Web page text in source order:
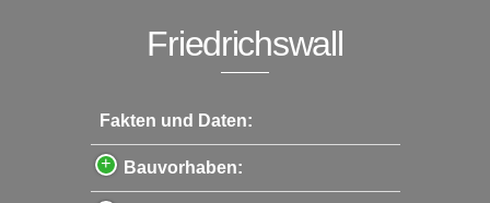
Friedrichswall
Fakten und Daten:
Bauvorhaben: